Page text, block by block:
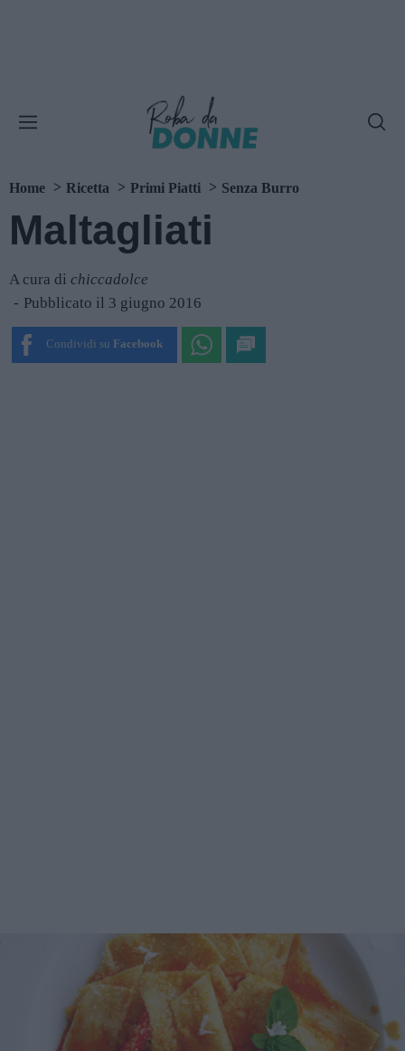
Home Ricetta Primi Piatti Senza Burro
Maltagliati
A cura di chiccadolce
Pubblicato il 3 giugno 2016
Condividi su Facebook